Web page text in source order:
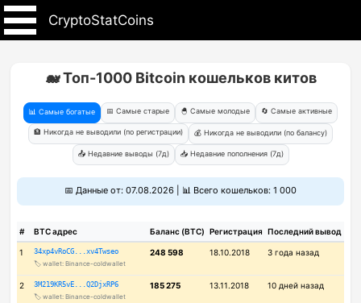
CryptoStatCoins
🐋 Топ-1000 Bitcoin кошельков китов
📊 Самые богатые 📅 Самые старые 🐣 Самые молодые 🔄 Самые активные
🏦 Никогда не выводили (по регистрации) 💰 Никогда не выводили (по балансу)
📤 Недавние выводы (7д) 📥 Недавние пополнения (7д)
📅 Данные от: 07.08.2026 | 📊 Всего кошельков: 1 000
# BTC адрес Баланс (BTC) Регистрация Последний вывод
1
34xp4vRoCG...xv4Twseo
🏷️ wallet: Binance-coldwallet
248 598 18.10.2018 3 года назад
2
3M219KR5vE...Q2DjxRP6
🏷️ wallet: Binance-coldwallet
185 275 13.11.2018 10 дней назад